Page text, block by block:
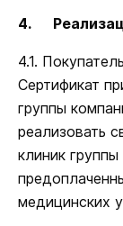
4.
4.1.
Сертификат
группы
реализовать
клиник
медицинских